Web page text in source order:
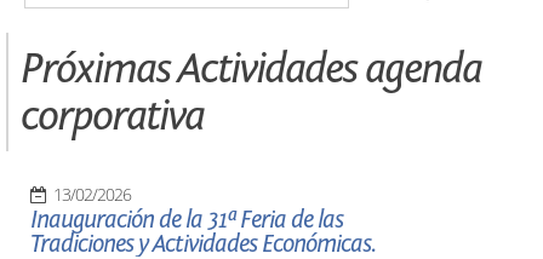
Próximas Actividades agenda
corporativa
13/02/2026
Inauguración de la 31ª Feria de las
Tradiciones y Actividades Económicas.